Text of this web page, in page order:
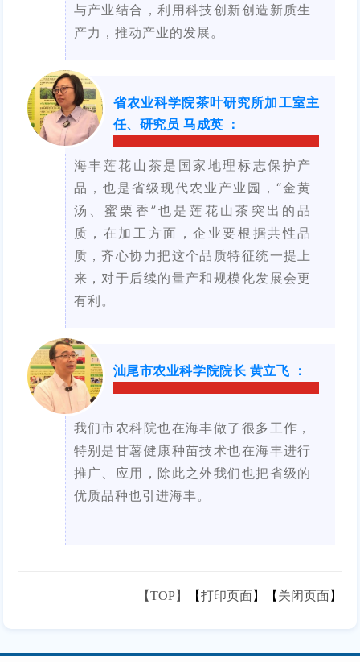
与产业结合，利用科技创新创造新质生
产力，推动产业的发展。
省农业科学院茶叶研究所加工室主
任、研究员 马成英 ：
海丰莲花山茶是国家地理标志保护产
品，也是省级现代农业产业园，“金黄
汤、蜜栗香”也是莲花山茶突出的品
质，在加工方面，企业要根据共性品
质，齐心协力把这个品质特征统一提上
来，对于后续的量产和规模化发展会更
有利。
汕尾市农业科学院院长 黄立飞 ：
我们市农科院也在海丰做了很多工作，
特别是甘薯健康种苗技术也在海丰进行
推广、应用，除此之外我们也把省级的
优质品种也引进海丰。
【TOP】 【打印页面】【 关闭页面】